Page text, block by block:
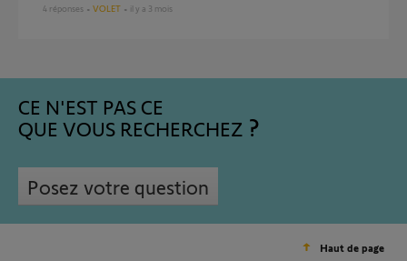
4 réponses VOLET il y a 3 mois
CE N'EST PAS CE
QUE VOUS RECHERCHEZ
Posez votre question
Haut de page